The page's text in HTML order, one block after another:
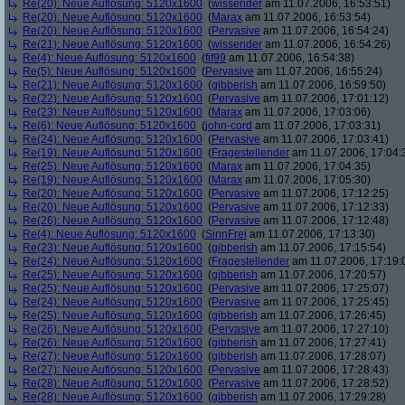
Re(20): Neue Auflösung: 5120x1600 (wissender am 11.07.2006, 16:53:51)
Re(20): Neue Auflösung: 5120x1600 (Marax am 11.07.2006, 16:53:54)
Re(20): Neue Auflösung: 5120x1600 (Pervasive am 11.07.2006, 16:54:24)
Re(21): Neue Auflösung: 5120x1600 (wissender am 11.07.2006, 16:54:26)
Re(4): Neue Auflösung: 5120x1600 (fif99 am 11.07.2006, 16:54:38)
Re(5): Neue Auflösung: 5120x1600 (Pervasive am 11.07.2006, 16:55:24)
Re(21): Neue Auflösung: 5120x1600 (gibberish am 11.07.2006, 16:59:50)
Re(22): Neue Auflösung: 5120x1600 (Pervasive am 11.07.2006, 17:01:12)
Re(23): Neue Auflösung: 5120x1600 (Marax am 11.07.2006, 17:03:06)
Re(6): Neue Auflösung: 5120x1600 (john-cord am 11.07.2006, 17:03:31)
Re(24): Neue Auflösung: 5120x1600 (Pervasive am 11.07.2006, 17:03:41)
Re(19): Neue Auflösung: 5120x1600 (Fragestellender am 11.07.2006,
Re(25): Neue Auflösung: 5120x1600 (Marax am 11.07.2006, 17:04:35)
Re(19): Neue Auflösung: 5120x1600 (Marax am 11.07.2006, 17:05:30)
Re(20): Neue Auflösung: 5120x1600 (Pervasive am 11.07.2006, 17:12:25)
Re(20): Neue Auflösung: 5120x1600 (Pervasive am 11.07.2006, 17:12:33)
Re(26): Neue Auflösung: 5120x1600 (Pervasive am 11.07.2006, 17:12:48)
Re(4): Neue Auflösung: 5120x1600 (SinnFrei am 11.07.2006, 17:13:30)
Re(23): Neue Auflösung: 5120x1600 (gibberish am 11.07.2006, 17:15:54)
Re(24): Neue Auflösung: 5120x1600 (Fragestellender am 11.07.2006,
Re(25): Neue Auflösung: 5120x1600 (gibberish am 11.07.2006, 17:20:57)
Re(25): Neue Auflösung: 5120x1600 (Pervasive am 11.07.2006, 17:25:07)
Re(24): Neue Auflösung: 5120x1600 (Pervasive am 11.07.2006, 17:25:45)
Re(25): Neue Auflösung: 5120x1600 (gibberish am 11.07.2006, 17:26:45)
Re(26): Neue Auflösung: 5120x1600 (Pervasive am 11.07.2006, 17:27:10)
Re(26): Neue Auflösung: 5120x1600 (gibberish am 11.07.2006, 17:27:41)
Re(27): Neue Auflösung: 5120x1600 (gibberish am 11.07.2006, 17:28:07)
Re(27): Neue Auflösung: 5120x1600 (Pervasive am 11.07.2006, 17:28:43)
Re(28): Neue Auflösung: 5120x1600 (Pervasive am 11.07.2006, 17:28:52)
Re(28): Neue Auflösung: 5120x1600 (gibberish am 11.07.2006, 17:29:28)